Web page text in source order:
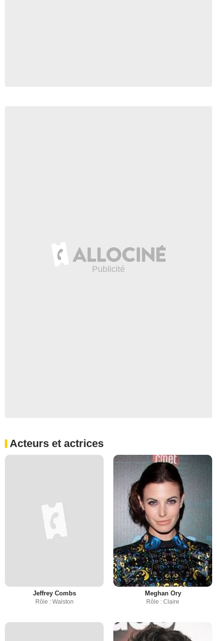
Acteurs et actrices
Jeffrey Combs
Rôle : Walston
Meghan Ory
Rôle : Claire